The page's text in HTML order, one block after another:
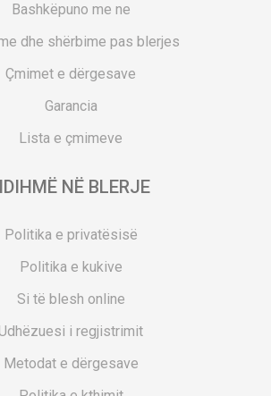
Bashkëpuno me ne
dhe shërbime pas blerjes
Çmimet e dërgesave
Garancia
Lista e çmimeve
NË BLERJE
Politika e privatësisë
Politika e kukive
Si të blesh online
i regjistrimit
Metodat e dërgesave